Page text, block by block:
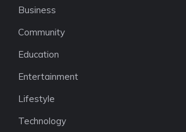
Business
Community
Education
Entertainment
Lifestyle
Technology